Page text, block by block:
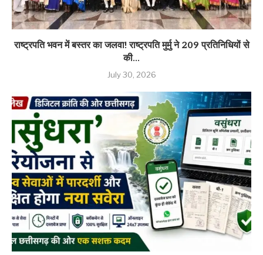
राष्ट्रपति भवन में बस्तर का जलवा! राष्ट्रपति मुर्मु ने 209 प्रतिनिधियों से
की...
July 30, 2026